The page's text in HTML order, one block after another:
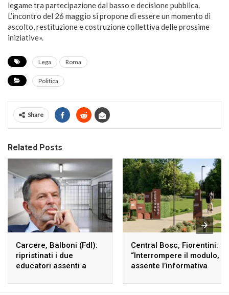
legame tra partecipazione dal basso e decisione pubblica.
L’incontro del 26 maggio si propone di essere un momento di
ascolto, restituzione e costruzione collettiva delle prossime
iniziative».
Lega Roma
Politica
Share
Related Posts
Carcere, Balboni (FdI):
ripristinati i due
educatori assenti a
Central Bosc, Fiorentini:
“Interrompere il modulo,
assente l’informativa
trasferiti a terzi”